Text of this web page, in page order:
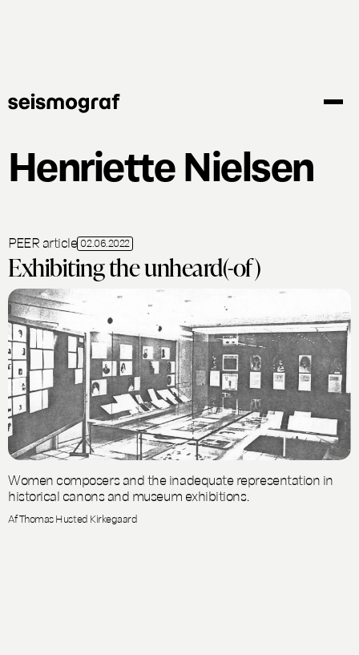
Henriette Nielsen
PEER article 02.06.2022
Exhibiting the unheard(-of)
Women composers and the inadequate representation in
historical canons and museum exhibitions.
Af Thomas Husted Kirkegaard